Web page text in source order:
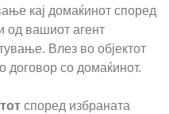
кај домаќинот според
од вашиот агент
Влез во објектот
договор со домаќинот.
според избраната